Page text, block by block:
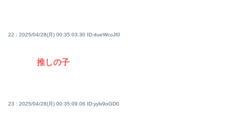
22 : 2025/04/28(月) 00:35:03.30 ID:dueWcoJI0
推しの子
23 : 2025/04/28(月) 00:35:09.06 ID:yylv9oGD0